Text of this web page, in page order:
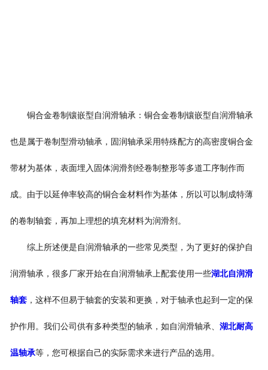
铜合金卷制镶嵌型自润滑轴承：铜合金卷制镶嵌型自润滑轴承
也是属于卷制型滑动轴承，固润轴承采用特殊配方的高密度铜合金
带材为基体，表面埋入固体润滑剂经卷制整形等多道工序制作而
成。由于以延伸率较高的铜合金材料作为基体，所以可以制成特薄
的卷制轴套，再加上理想的填充材料为润滑剂。
综上所述便是自润滑轴承的一些常见类型，为了更好的保护自
润滑轴承，很多厂家开始在自润滑轴承上配套使用一些湖北自润滑
轴套，这样不但易于轴套的安装和更换，对于轴承也起到一定的保
护作用。我们公司供有多种类型的轴承，如自润滑轴承、 湖北耐高
温轴承等，您可根据自己的实际需求来进行产品的选用。